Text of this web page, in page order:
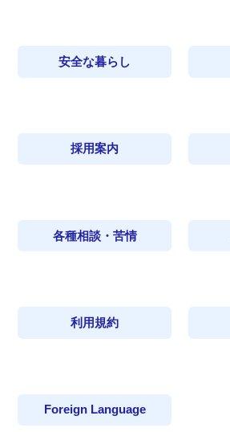
安全な暮らし
採用案内
各種相談・苦情
利用規約
Foreign Language